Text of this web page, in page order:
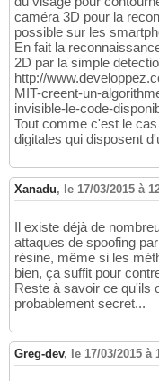
caméra 3D pour la
possible sur les
En fait la
2D par la simple
http://
MIT-creent-un-
invisible-le-code-
Tout comme c'est le
digitales qui disposent
Xanadu, le 17/03/2015 à
Il existe déjà de
attaques de spoofing
résine, même si les
bien, ça suffit pour
Reste à savoir ce qu'ils
probablement secret...
Greg-dev, le 17/03/2015 à